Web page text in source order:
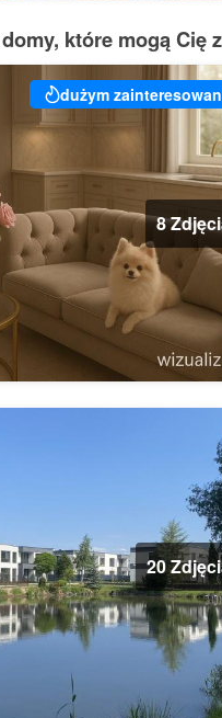
które mogą Cię
dużym
8
20